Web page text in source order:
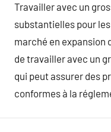
Travailler avec un
substantielles pour
marché en expansion
de travailler avec un
qui peut assurer des
conformes à la